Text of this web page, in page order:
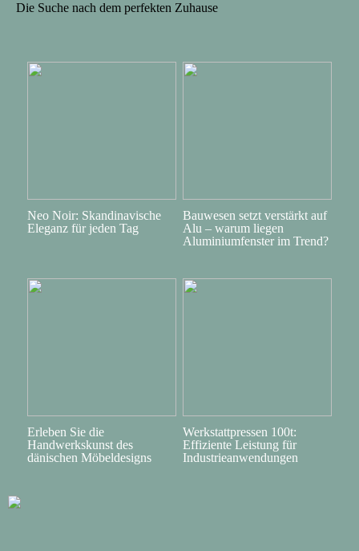
Die Suche nach dem perfekten Zuhause
Neo Noir: Skandinavische
Eleganz für jeden Tag
Bauwesen setzt verstärkt auf
Alu – warum liegen
Aluminiumfenster im Trend?
Erleben Sie die
Handwerkskunst des
dänischen Möbeldesigns
Werkstattpressen 100t:
Effiziente Leistung für
Industrieanwendungen